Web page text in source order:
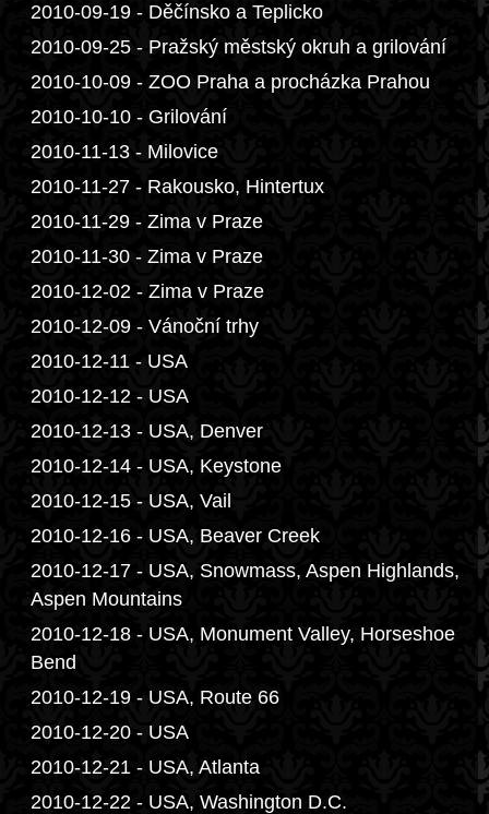
2010-09-19 - Děčínsko a Teplicko
2010-09-25 - Pražský městský okruh a grilování
2010-10-09 - ZOO Praha a procházka Prahou
2010-10-10 - Grilování
2010-11-13 - Milovice
2010-11-27 - Rakousko, Hintertux
2010-11-29 - Zima v Praze
2010-11-30 - Zima v Praze
2010-12-02 - Zima v Praze
2010-12-09 - Vánoční trhy
2010-12-11 - USA
2010-12-12 - USA
2010-12-13 - USA, Denver
2010-12-14 - USA, Keystone
2010-12-15 - USA, Vail
2010-12-16 - USA, Beaver Creek
2010-12-17 - USA, Snowmass, Aspen Highlands,
Aspen Mountains
2010-12-18 - USA, Monument Valley, Horseshoe
Bend
2010-12-19 - USA, Route 66
2010-12-20 - USA
2010-12-21 - USA, Atlanta
2010-12-22 - USA, Washington D.C.